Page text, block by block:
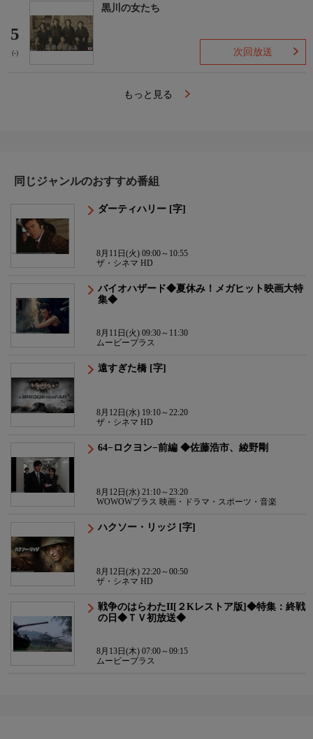
5
(-)
黒川の女たち
次回放送
もっと見る
同じジャンルのおすすめ番組
ダーティハリー [字]
8月11日(火) 09:00～10:55
ザ・シネマ HD
バイオハザード◆夏休み！メガヒット映画大特
集◆
8月11日(火) 09:30～11:30
ムービープラス
遠すぎた橋 [字]
8月12日(水) 19:10～22:20
ザ・シネマ HD
64−ロクヨン−前編 ◆佐藤浩市、綾野剛
8月12日(水) 21:10～23:20
WOWOWプラス 映画・ドラマ・スポーツ・音楽
ハクソー・リッジ [字]
8月12日(水) 22:20～00:50
ザ・シネマ HD
戦争のはらわたII[２Kレストア版]◆特集：終戦
の日◆ＴＶ初放送◆
8月13日(木) 07:00～09:15
ムービープラス